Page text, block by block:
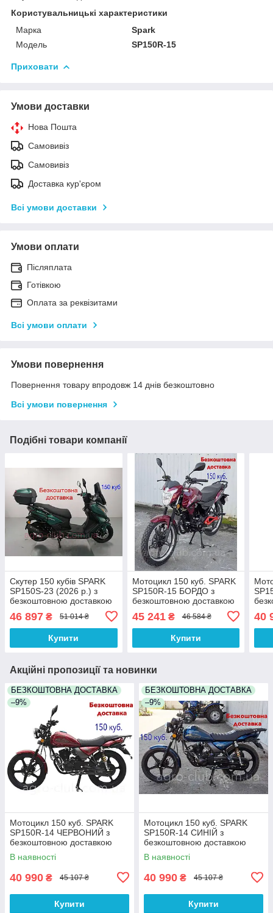
Користувальницькі характеристики
Марка
Spark
Модель
SP150R-15
Приховати
Умови доставки
Нова Пошта
Самовивіз
Самовивіз
Доставка кур'єром
Всі умови доставки
Умови оплати
Післяплата
Готівкою
Оплата за реквізитами
Всі умови оплати
Умови повернення
Повернення товару впродовж 14 днів безкоштовно
Всі умови повернення
Подібні товари компанії
Скутер 150 кубів SPARK
SP150S-23 (2026 р.) з
безкоштовною доставкою
46 897 ₴ 51 014 ₴
Купити
Мотоцикл 150 куб. SPARK
SP150R-15 БОРДО з
безкоштовною доставкою
45 241₴ 46 584 ₴
Купити
40
Акційні пропозиції та новинки
БЕЗКОШТОВНА ДОСТАВКА
–9%
Мотоцикл 150 куб. SPARK
SP150R-14 ЧЕРВОНИЙ з
безкоштовною доставкою
(вибір кольору)
В наявності
40 990 ₴ 45 107 ₴
Купити
БЕЗКОШТОВНА ДОСТАВКА
–9%
Мотоцикл 150 куб. SPARK
SP150R-14 СИНІЙ з
безкоштовною доставкою
(вибір кольору)
В наявності
40 990 ₴ 45 107 ₴
Купити